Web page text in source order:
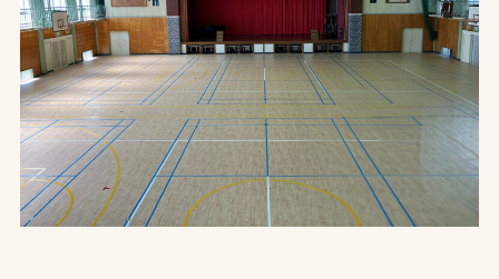
お取引先の皆様へ
プライバシーポリシー
ソーシャルメディアポリシー